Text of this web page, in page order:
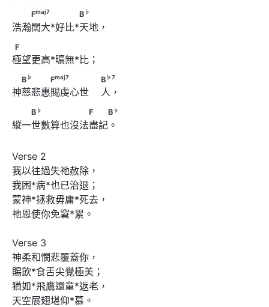
Fmaj7 B
Fmaj7 B ♭
浩瀚闊大*好比*天地，
FF
極望更高*曠無*比；
B ♭ F B
B ♭ Fmaj7 B ♭7
神慈悲惠賜虔心世    人，
B ♭ F　　B
B ♭ F B ♭
縱一世數算也沒法盡記。
Verse 2
我以往過失祂赦除，
我困*病*也已治退；
蒙神*拯救毋庸*死去，
祂恩使你免窘*累。
Verse 3
神柔和憫悲覆蓋你，
賜飲*食舌尖覺極美；
猶如*飛鷹還童*返老，
天空展翅堪仰*慕。